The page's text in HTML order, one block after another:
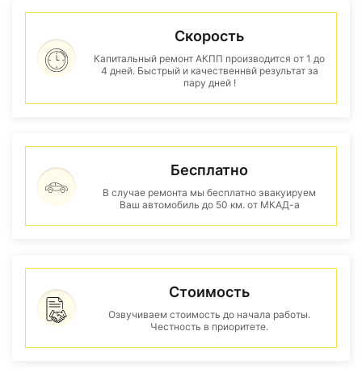
Скорость
Капитальный ремонт АКПП производится от 1 до
4 дней. Быстрый и качественнвй результат за
пару дней !
Бесплатно
В случае ремонта мы бесплатно эвакуируем
Ваш автомобиль до 50 км. от МКАД-а
Стоимость
Озвучиваем стоимость до начала работы.
Честность в приоритете.